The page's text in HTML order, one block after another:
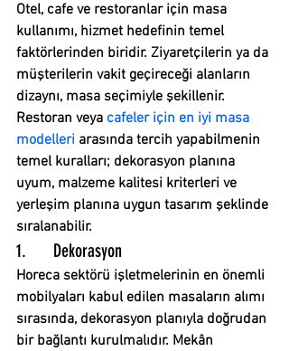
Otel, cafe ve restoranlar için masa
kullanımı, hizmet hedefinin temel
faktörlerinden biridir. Ziyaretçilerin ya da
müşterilerin vakit geçireceği alanların
dizaynı, masa seçimiyle şekillenir.
Restoran veya cafeler için en iyi masa
modelleri arasında tercih yapabilmenin
temel kuralları; dekorasyon planına
uyum, malzeme kalitesi kriterleri ve
yerleşim planına uygun tasarım şeklinde
sıralanabilir.
1.      Dekorasyon
Horeca sektörü işletmelerinin en önemli
mobilyaları kabul edilen masaların alımı
sırasında, dekorasyon planıyla doğrudan
bir bağlantı kurulmalıdır. Mekân